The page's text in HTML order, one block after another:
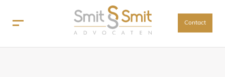
Contact